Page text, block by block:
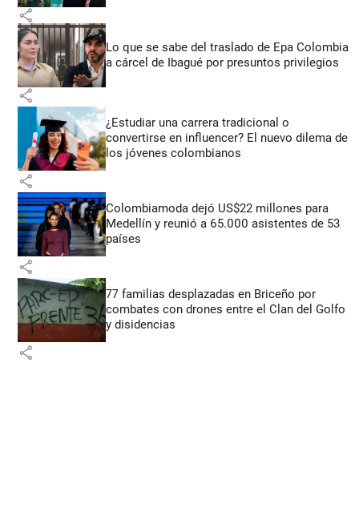
share
Lo que se sabe del traslado de Epa Colombia
a cárcel de Ibagué por presuntos privilegios
share
¿Estudiar una carrera tradicional o
convertirse en influencer? El nuevo dilema de
los jóvenes colombianos
share
Colombiamoda dejó US$22 millones para
Medellín y reunió a 65.000 asistentes de 53
países
share
77 familias desplazadas en Briceño por
combates con drones entre el Clan del Golfo
y disidencias
share